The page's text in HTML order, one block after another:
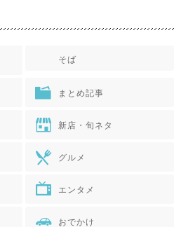
そば
まとめ記事
新店・旬ネタ
グルメ
エンタメ
おでかけ